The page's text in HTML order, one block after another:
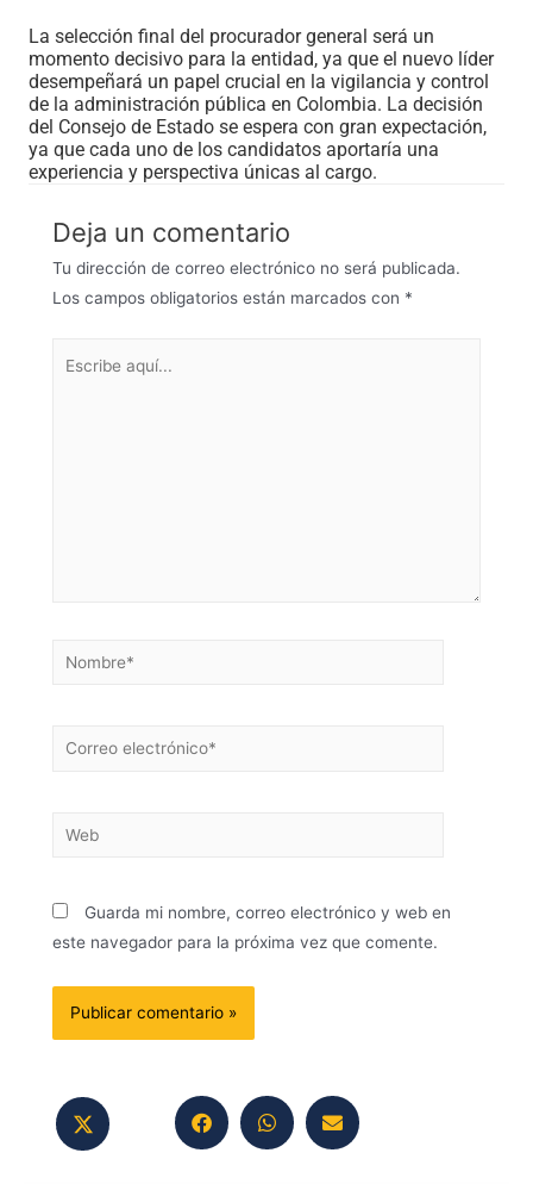
La selección final del procurador general será un
momento decisivo para la entidad, ya que el nuevo líder
desempeñará un papel crucial en la vigilancia y control
de la administración pública en Colombia. La decisión
del Consejo de Estado se espera con gran expectación,
ya que cada uno de los candidatos aportaría una
experiencia y perspectiva únicas al cargo.
Deja un comentario
Tu dirección de correo electrónico no será publicada.
Los campos obligatorios están marcados con *
Guarda mi nombre, correo electrónico y web en
este navegador para la próxima vez que comente.